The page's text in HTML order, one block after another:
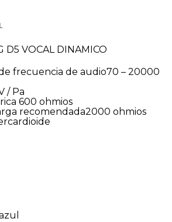
D5 VOCAL DINAMICO
frecuencia de audio70 – 20000
/ Pa
600 ohmios
recomendada2000 ohmios